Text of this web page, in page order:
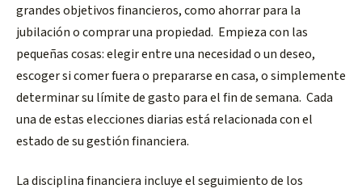
grandes objetivos financieros, como ahorrar para la
jubilación o comprar una propiedad. Empieza con las
pequeñas cosas: elegir entre una necesidad o un deseo,
escoger si comer fuera o prepararse en casa, o simplemente
determinar su límite de gasto para el fin de semana. Cada
una de estas elecciones diarias está relacionada con el
estado de su gestión financiera.
La disciplina financiera incluye el seguimiento de los